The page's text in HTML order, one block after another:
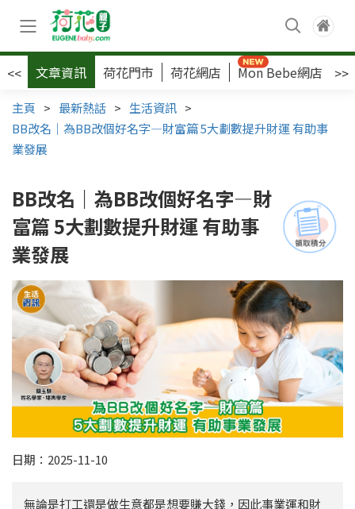
<< 文章資訊 荷花門市 荷花網店 Mon Bebe網店 >>
主頁 > 最新熱話 > 生活資訊 >
BB改名｜為BB改個好名字—財富篇 5大劃數提升財運 有助事
業發展
BB改名｜為BB改個好名字—財
富篇 5大劃數提升財運 有助事
業發展
日期：2025-11-10
無論是打工還是做生意都是想要賺大錢，因此事業運和財